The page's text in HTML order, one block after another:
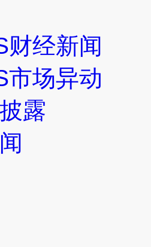
财经新闻
市场异动
露